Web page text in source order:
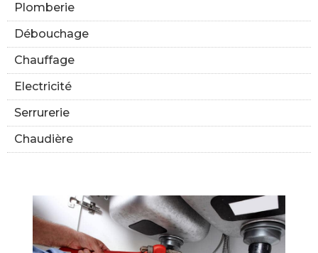
Plomberie
Débouchage
Chauffage
Electricité
Serrurerie
Chaudière